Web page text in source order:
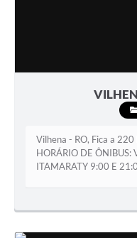
Vilhena - RO, Fica a
HORÁRIO DE ÔNIBUS:
ITAMARATY 9:00 E